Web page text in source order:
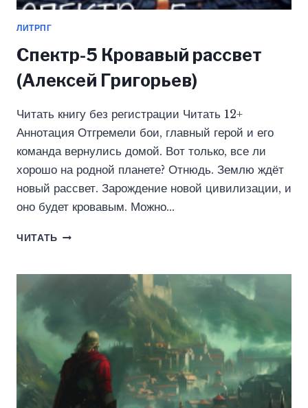
ЛИТРПГ
Спектр-5 Кровавый рассвет
(Алексей Григорьев)
Читать книгу без регистрации Читать 12+
Аннотация Отгремели бои, главный герой и его
команда вернулись домой. Вот только, все ли
хорошо на родной планете? Отнюдь. Землю ждёт
новый рассвет. Зарождение новой цивилизации, и
оно будет кровавым. Можно…
ЧИТАТЬ СПЕКТР-5